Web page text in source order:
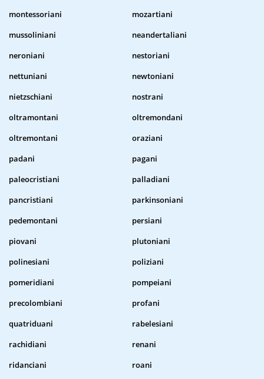
montessoriani
mozartiani
mussoliniani
neandertaliani
neroniani
nestoriani
nettuniani
newtoniani
nietzschiani
nostrani
oltramontani
oltremondani
oltremontani
oraziani
padani
pagani
paleocristiani
palladiani
pancristiani
parkinsoniani
pedemontani
persiani
piovani
plutoniani
polinesiani
poliziani
pomeridiani
pompeiani
precolombiani
profani
quatriduani
rabelesiani
rachidiani
renani
ridanciani
roani